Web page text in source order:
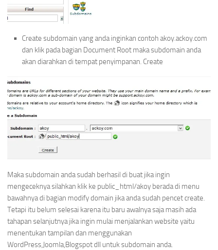
Create subdomain yang anda inginkan contoh akoy.ackoy.com
dan klik pada bagian Document Root maka subdomain anda
akan diarahkan di tempat penyimpanan. Create
Maka subdomain anda sudah berhasil di buat jika ingin
mengeceknya silahkan klik ke public_html/akoy berada di menu
bawahnya di bagian modify domain jika anda sudah pencet create.
Tetapi itu belum selesai karena itu baru awalnya saja masih ada
tahapan selanjutnya jika ingin mulai menjalankan website yaitu
menentukan tampilan dan menggunakan
WordPress,Joomla,Blogspot dll untuk subdomain anda.